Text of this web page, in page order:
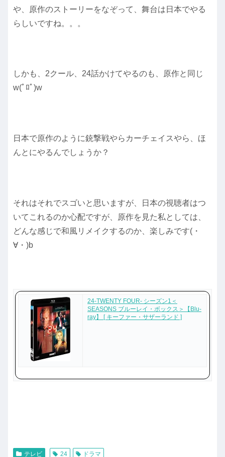
や、原作のストーリーをなぞって、舞台は日本でやる
らしいですね。。。
しかも、2クール、24話かけてやるのも、原作と同じ
w(ﾟﾛﾟ)w
日本で原作のように銃撃戦やらカーチェイスやら、ほ
んとにやるんでしょうか？
それはそれでスゴいと思いますが、日本の視聴者はつ
いてこれるのか心配ですが、原作を見た私としては、
どんな感じで和風リメイクするのか、楽しみです(・
∀・)b
24-TWENTY FOUR- シーズン1＜
SEASONS ブルーレイ・ボックス＞【Blu-
ray】 [ キーファー・サザーランド ]
テレビ 24 ドラマ